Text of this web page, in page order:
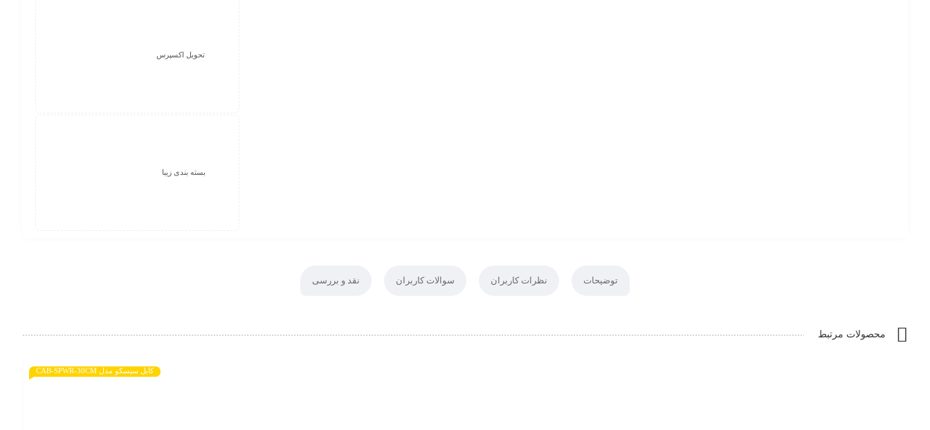
تحویل اکسپرس
بسته بندی زیبا
توضیحات نظرات کاربران سوالات کاربران نقد و بررسی
محصولات مرتبط
کابل سیسکو مدل CAB-SPWR-30CM